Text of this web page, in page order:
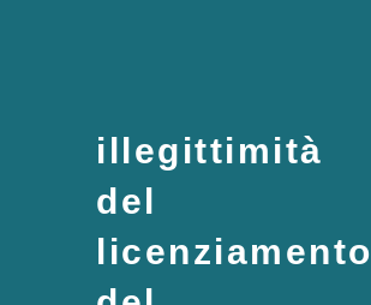
illegittimità
del
licenziamento